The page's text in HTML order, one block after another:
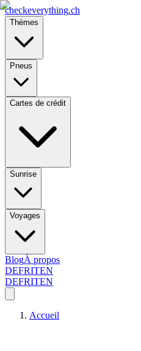
checkeverything.ch
Thèmes
Pneus
Cartes de crédit
Sunrise
Voyages
BlogÀ propos
DEFRITEN
DEFRITEN
Accueil